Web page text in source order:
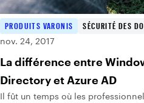
PRODUITS VARONIS
SÉCURITÉ DES
nov. 24, 2017
La différence entre
Directory et Azure AD
Il fût un temps où les